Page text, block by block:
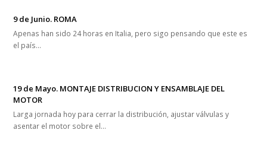
9 de Junio. ROMA
Apenas han sido 24 horas en Italia, pero sigo pensando que este es
el país…
19 de Mayo. MONTAJE DISTRIBUCION Y ENSAMBLAJE DEL
MOTOR
Larga jornada hoy para cerrar la distribución, ajustar válvulas y
asentar el motor sobre el…